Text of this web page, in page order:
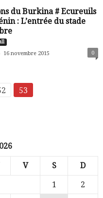
du Burkina # Ecureuils
: L’entrée du stade
16 novembre 2015 0
53
V S D
1
2